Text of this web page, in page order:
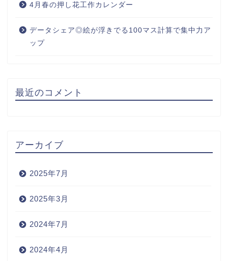
4月春の押し花工作カレンダー
データシェア◎絵が浮きでる100マス計算で集中力ア
ップ
最近のコメント
アーカイブ
2025年7月
2025年3月
2024年7月
2024年4月